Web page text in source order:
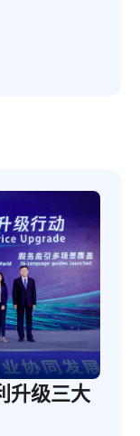
升级三大